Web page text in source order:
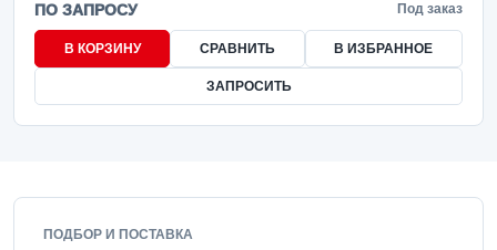
ПО ЗАПРОСУ Под заказ
В КОРЗИНУ СРАВНИТЬ В ИЗБРАННОЕ
ЗАПРОСИТЬ
ПОДБОР И ПОСТАВКА